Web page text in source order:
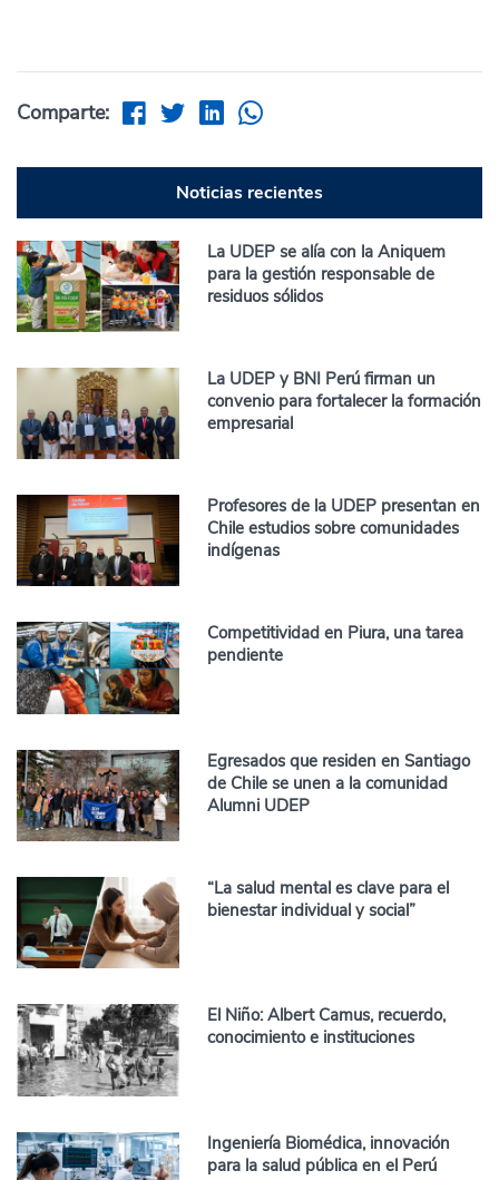
Comparte:
Noticias recientes
La UDEP se alía con la Aniquem
para la gestión responsable de
residuos sólidos
La UDEP y BNI Perú firman un
convenio para fortalecer la formación
empresarial
Profesores de la UDEP presentan en
Chile estudios sobre comunidades
indígenas
Competitividad en Piura, una tarea
pendiente
Egresados que residen en Santiago
de Chile se unen a la comunidad
Alumni UDEP
“La salud mental es clave para el
bienestar individual y social”
El Niño: Albert Camus, recuerdo,
conocimiento e instituciones
Ingeniería Biomédica, innovación
para la salud pública en el Perú